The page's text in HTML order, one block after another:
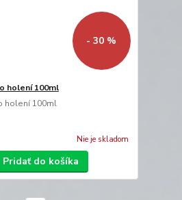
- 30 %
holení 100ml
holení 100ml
Nie je skladom
Pridať do košíka